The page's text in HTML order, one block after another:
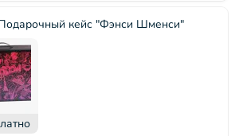
кейс "Фэнси Шменси"